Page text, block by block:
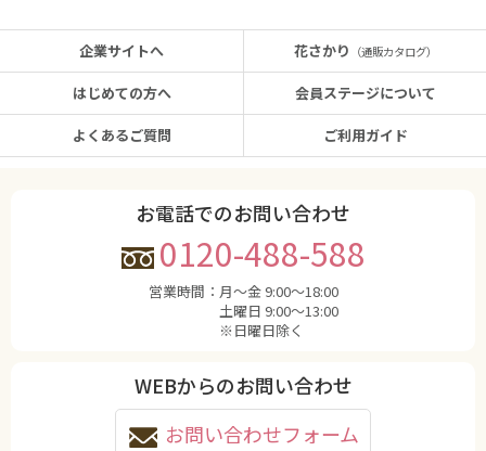
企業サイトへ
はじめての方へ
よくあるご質問
花さかり （通販カタログ）
会員ステージについて
ご利用ガイド
お電話でのお問い合わせ
0120-488-588
営業時間： 月〜金 9:00〜18:00
土曜日 9:00〜13:00
※日曜日除く
WEBからのお問い合わせ
お問い合わせフォーム